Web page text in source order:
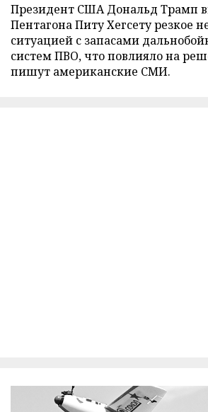
Президент США Дональд Трамп
Пентагона Питу Хегсету резкое
ситуацией с запасами
систем ПВО, что повлияло на
пишут американские СМИ.